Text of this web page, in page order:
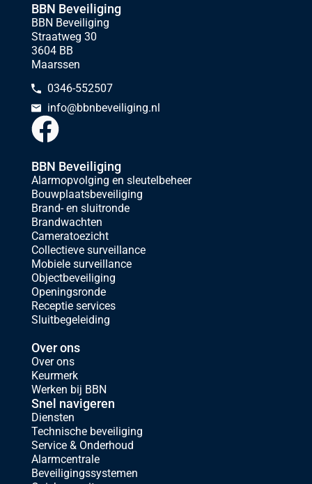
BBN Beveiliging
BBN Beveiliging
Straatweg 30
3604 BB
Maarssen
0346-552507
info@bbnbeveiliging.nl
BBN Beveiliging
Alarmopvolging en sleutelbeheer
Bouwplaatsbeveiliging
Brand- en sluitronde
Brandwachten
Cameratoezicht
Collectieve surveillance
Mobiele surveillance
Objectbeveiliging
Openingsronde
Receptie services
Sluitbegeleiding
Over ons
Over ons
Keurmerk
Werken bij BBN
Snel navigeren
Diensten
Technische beveiliging
Service & Onderhoud
Alarmcentrale
Beveiligingssystemen